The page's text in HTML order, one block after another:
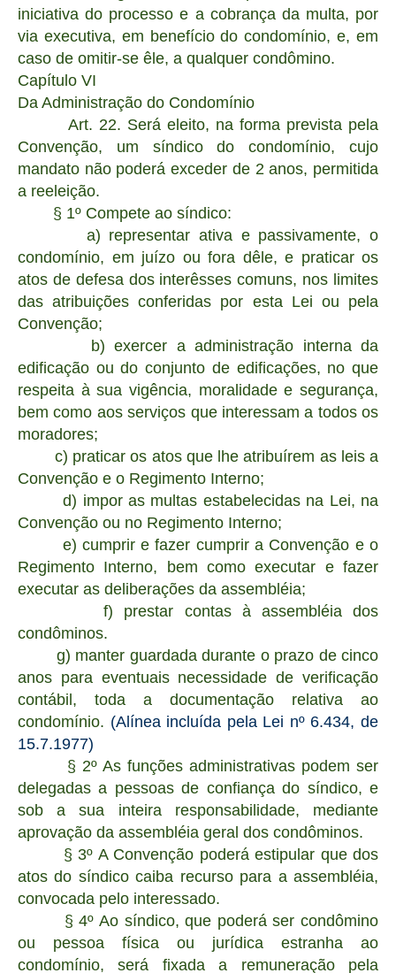
iniciativa do processo e a cobrança da multa, por
via executiva, em benefício do condomínio, e, em
caso de omitir-se êle, a qualquer condômino.
Capítulo VI
Da Administração do Condomínio
Art. 22. Será eleito, na forma prevista pela
Convenção, um síndico do condomínio, cujo
mandato não poderá exceder de 2 anos, permitida
a reeleição.
§ 1º Compete ao síndico:
a) representar ativa e passivamente, o
condomínio, em juízo ou fora dêle, e praticar os
atos de defesa dos interêsses comuns, nos limites
das atribuições conferidas por esta Lei ou pela
Convenção;
b) exercer a administração interna da
edificação ou do conjunto de edificações, no que
respeita à sua vigência, moralidade e segurança,
bem como aos serviços que interessam a todos os
moradores;
c) praticar os atos que lhe atribuírem as leis a
Convenção e o Regimento Interno;
d) impor as multas estabelecidas na Lei, na
Convenção ou no Regimento Interno;
e) cumprir e fazer cumprir a Convenção e o
Regimento Interno, bem como executar e fazer
executar as deliberações da assembléia;
f) prestar contas à assembléia dos
condôminos.
g) manter guardada durante o prazo de cinco
anos para eventuais necessidade de verificação
contábil, toda a documentação relativa ao
condomínio. (Alínea incluída pela Lei nº 6.434, de
15.7.1977)
§ 2º As funções administrativas podem ser
delegadas a pessoas de confiança do síndico, e
sob a sua inteira responsabilidade, mediante
aprovação da assembléia geral dos condôminos.
§ 3º A Convenção poderá estipular que dos
atos do síndico caiba recurso para a assembléia,
convocada pelo interessado.
§ 4º Ao síndico, que poderá ser condômino
ou pessoa física ou jurídica estranha ao
condomínio, será fixada a remuneração pela